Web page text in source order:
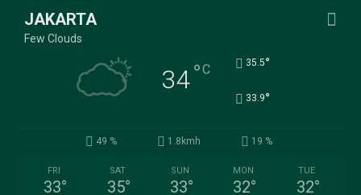
JAKARTA
Few Clouds
34°C 35.5°
33.9°
49 % 1.8kmh 19 %
FRI
33°
SAT
35°
SUN
33°
MON
32°
TUE
32°